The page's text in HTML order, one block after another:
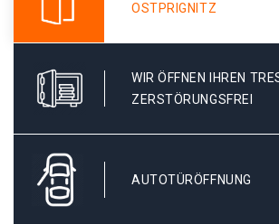
OSTPRIGNITZ
WIR ÖFFNEN IHREN
ZERSTÖRUNGSFREI
AUTOTÜRÖFFNUNG